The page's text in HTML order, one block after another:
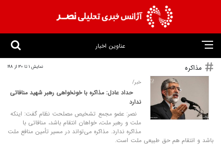
عناوین اخبار
مذاکره نمایش 1 تا 30 از 198
خبر/
حداد عادل: مذاکره با خونخواهی رهبر شهید منافاتی
ندارد
نصر: عضو مجمع تشخیص مصلحت نظام گفت: اینکه
ملت و رهبر ملت، خواهان انتقام باشد، منافاتی با
مذاکره ندارد. مذاکره می‌تواند در مسیر تأمین منافع ملت
باشد و انتقام هم حق طبیعی ملت است.